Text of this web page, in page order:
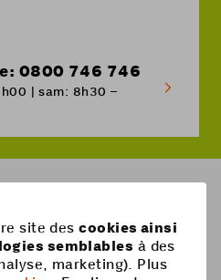
0800 746 746
| sam: 8h30 –
site descookies ainsi
semblables à des
marketing). Plus